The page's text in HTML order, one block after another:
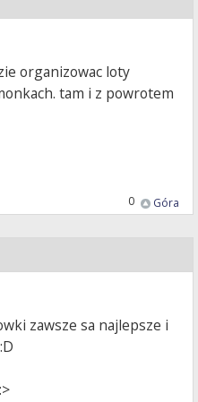
organizowac loty
tam i z powrotem
Góra
0
zawsze sa najlepsze i